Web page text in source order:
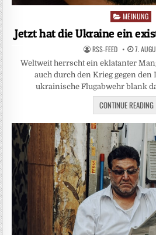
PostedMEINUNG
Jetzt hat die Ukraine ein
RSS-FEED 7.
Weltweit herrscht ein eklatanter
auch durch den Krieg gegen den
ukrainische Flugabwehr blank
CONTINUE READING